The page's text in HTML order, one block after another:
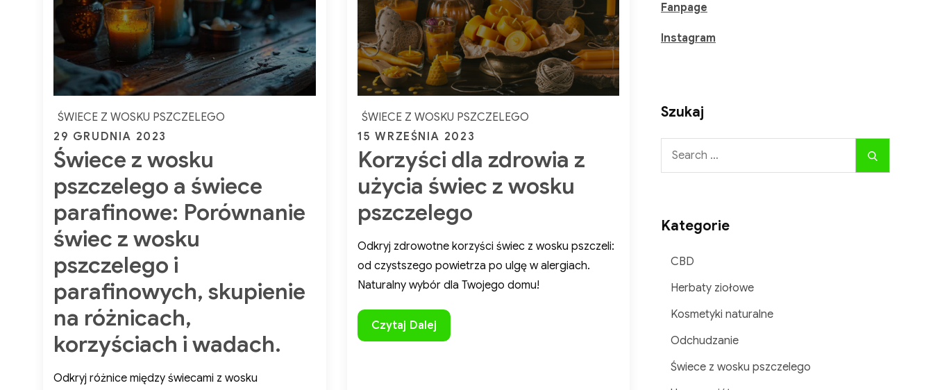
ŚWIECE Z WOSKU PSZCZELEGO
Posted
on
29 GRUDNIA 2023
Świece z wosku
pszczelego a świece
parafinowe: Porównanie
świec z wosku
pszczelego i
parafinowych, skupienie
na różnicach,
korzyściach i wadach.
Odkryj różnice między świecami z wosku
ŚWIECE Z WOSKU PSZCZELEGO
Posted
on
15 WRZEŚNIA 2023
Korzyści dla zdrowia z
użycia świec z wosku
pszczelego
Odkryj zdrowotne korzyści świec z wosku pszczeli:
od czystszego powietrza po ulgę w alergiach.
Naturalny wybór dla Twojego domu!
Korzyści
dla
Czytaj Dalej
Fanpage
Instagram
Szukaj
Search
Search
Kategorie
CBD
Herbaty ziołowe
Kosmetyki naturalne
Odchudzanie
Świece z wosku pszczelego